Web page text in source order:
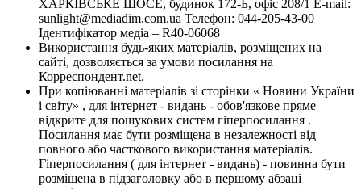
ХАРКІВСЬКЕ ШОСЕ, будинок 172-Б, офіс 208/1 E-mail:
sunlight@mediadim.com.ua Телефон: 044-205-43-00
Ідентифікатор медіа – R40-06068
Використання будь-яких матеріалів, розміщених на
сайті, дозволяється за умови посилання на
Корреспондент.net.
При копіюванні матеріалів зі сторінки « Новини України
і світу» , для інтернет - видань - обов'язкове пряме
відкрите для пошукових систем гіперпосилання .
Посилання має бути розміщена в незалежності від
повного або часткового використання матеріалів.
Гіперпосилання ( для інтернет - видань) - повинна бути
розміщена в підзаголовку або в першому абзаці